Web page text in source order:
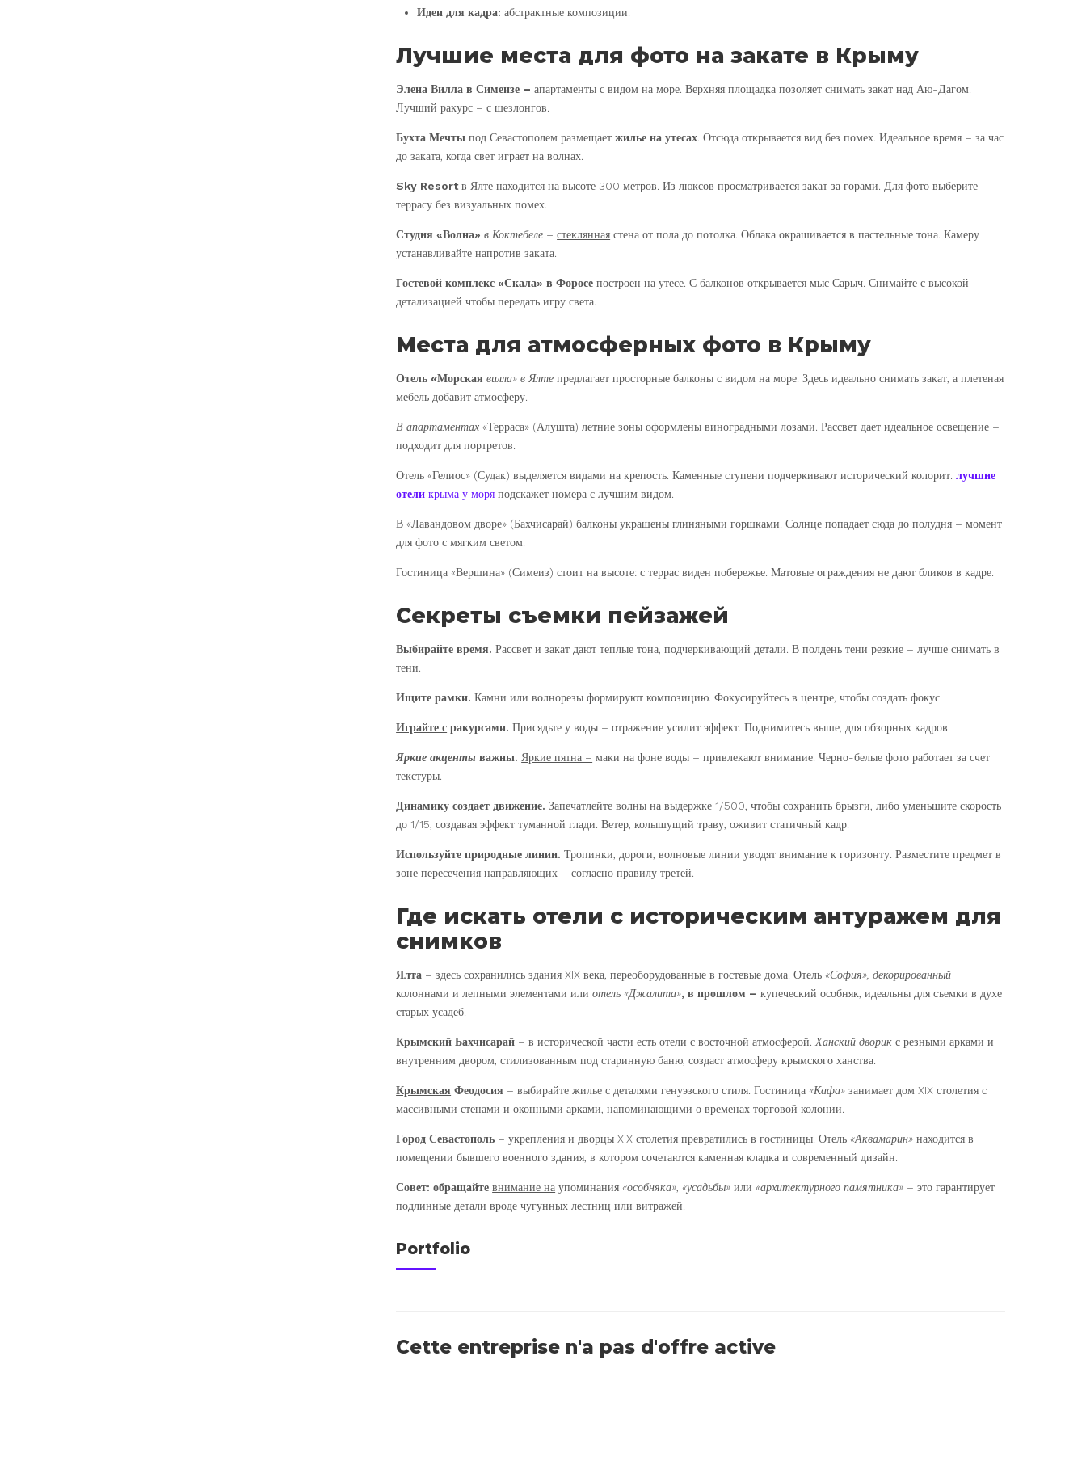
Идеи для кадра: абстрактные композиции.
Лучшие места для фото на закате в Крыму
Элена Вилла в Симеизе – апартаменты с видом на море. Верхняя площадка позоляет снимать закат над Аю-Дагом.
Лучший ракурс – с шезлонгов.
Бухта Мечты под Севастополем размещает жилье на утесах . Отсюда открывается вид без помех. Идеальное время – за час
до заката, когда свет играет на волнах.
Sky Resortв Ялте находится на высоте 300 метров. Из люксов просматривается закат за горами. Для фото выберите
террасу без визуальных помех.
Студия «Волна» в Коктебеле – стеклянная стена от пола до потолка. Облака окрашивается в пастельные тона. Камеру
устанавливайте напротив заката.
Гостевой комплекс «Скала» в Форосе построен на утесе. С балконов открывается мыс Сарыч. Снимайте с высокой
детализацией чтобы передать игру света.
Места для атмосферных фото в Крыму
Отель «Морская вилла» в Ялте предлагает просторные балконы с видом на море. Здесь идеально снимать закат, а плетеная
мебель добавит атмосферу.
В апартаментах «Терраса» (Алушта) летние зоны оформлены виноградными лозами. Рассвет дает идеальное освещение –
подходит для портретов.
Отель «Гелиос» (Судак) выделяется видами на крепость. Каменные ступени подчеркивают исторический колорит.лучшие
отели крыма у моря подскажет номера с лучшим видом.
В «Лавандовом дворе» (Бахчисарай) балконы украшены глиняными горшками. Солнце попадает сюда до полудня – момент
для фото с мягким светом.
Гостиница «Вершина» (Симеиз) стоит на высоте: с террас виден побережье. Матовые ограждения не дают бликов в кадре.
Секреты съемки пейзажей
Выбирайте время. Рассвет и закат дают теплые тона, подчеркивающий детали. В полдень тени резкие – лучше снимать в
тени.
Ищите рамки. Камни или волнорезы формируют композицию. Фокусируйтесь в центре, чтобы создать фокус.
Играйте с ракурсами. Присядьте у воды – отражение усилит эффект. Поднимитесь выше, для обзорных кадров.
Яркие акценты важны. Яркие пятна – маки на фоне воды – привлекают внимание. Черно-белые фото работает за счет
текстуры.
Динамику создает движение. Запечатлейте волны на выдержке 1/500, чтобы сохранить брызги, либо уменьшите скорость
до 1/15, создавая эффект туманной глади. Ветер, колышущий траву, оживит статичный кадр.
Используйте природные линии. Тропинки, дороги, волновые линии уводят внимание к горизонту. Разместите предмет в
зоне пересечения направляющих – согласно правилу третей.
Где искать отели с историческим антуражем для
снимков
Ялта – здесь сохранились здания XIX века, переоборудованные в гостевые дома. Отель «София» , декорированный
колоннами и лепными элементами илиотель «Джалита», в прошлом – купеческий особняк, идеальны для съемки в духе
старых усадеб.
Крымский Бахчисарай – в исторической части есть отели с восточной атмосферой. Ханский дворик с резными арками и
внутренним двором, стилизованным под старинную баню, создаст атмосферу крымского ханства.
Крымская Феодосия – выбирайте жилье с деталями генуэзского стиля. Гостиница «Кафа» занимает дом XIX столетия с
массивными стенами и оконными арками, напоминающими о временах торговой колонии.
Город Севастополь – укрепления и дворцы XIX столетия превратились в гостиницы. Отель «Аквамарин» находится в
помещении бывшего военного здания, в котором сочетаются каменная кладка и современный дизайн.
Совет: обращайте внимание на упоминания «особняка» «усадьбы» или «архитектурного памятника» – это гарантирует
подлинные детали вроде чугунных лестниц или витражей.
Portfolio
Cette entreprise n'a pas d'offre active